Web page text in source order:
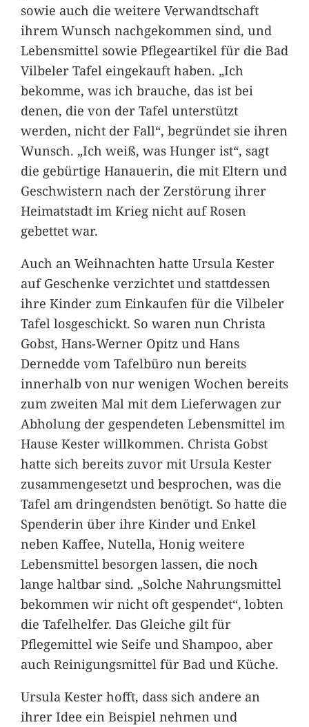
sowie auch die weitere Verwandtschaft
ihrem Wunsch nachgekommen sind, und
Lebensmittel sowie Pflegeartikel für die Bad
Vilbeler Tafel eingekauft haben. „Ich
bekomme, was ich brauche, das ist bei
denen, die von der Tafel unterstützt
werden, nicht der Fall“, begründet sie ihren
Wunsch. „Ich weiß, was Hunger ist“, sagt
die gebürtige Hanauerin, die mit Eltern und
Geschwistern nach der Zerstörung ihrer
Heimatstadt im Krieg nicht auf Rosen
gebettet war.
Auch an Weihnachten hatte Ursula Kester
auf Geschenke verzichtet und stattdessen
ihre Kinder zum Einkaufen für die Vilbeler
Tafel losgeschickt. So waren nun Christa
Gobst, Hans-Werner Opitz und Hans
Dernedde vom Tafelbüro nun bereits
innerhalb von nur wenigen Wochen bereits
zum zweiten Mal mit dem Lieferwagen zur
Abholung der gespendeten Lebensmittel im
Hause Kester willkommen. Christa Gobst
hatte sich bereits zuvor mit Ursula Kester
zusammengesetzt und besprochen, was die
Tafel am dringendsten benötigt. So hatte die
Spenderin über ihre Kinder und Enkel
neben Kaffee, Nutella, Honig weitere
Lebensmittel besorgen lassen, die noch
lange haltbar sind. „Solche Nahrungsmittel
bekommen wir nicht oft gespendet“, lobten
die Tafelhelfer. Das Gleiche gilt für
Pflegemittel wie Seife und Shampoo, aber
auch Reinigungsmittel für Bad und Küche.
Ursula Kester hofft, dass sich andere an
ihrer Idee ein Beispiel nehmen und